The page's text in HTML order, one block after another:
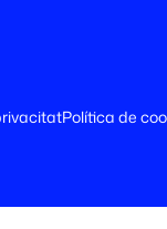
Política de